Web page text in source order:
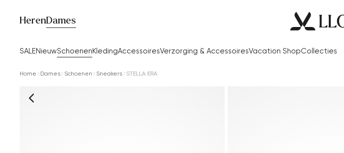
HerenDames
SALENieuwSchoenenKledingAccessoiresVerzorging & AccessoiresVacation ShopCollecties
Home Dames Schoenen Sneakers STELLA ERA